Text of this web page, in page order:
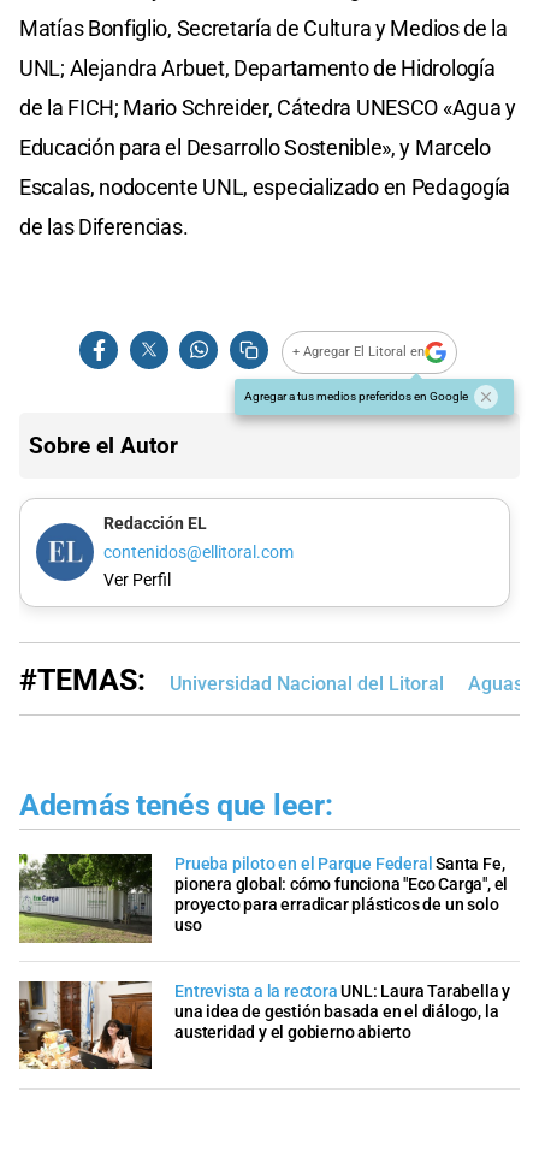
Matías Bonfiglio, Secretaría de Cultura y Medios de la
UNL; Alejandra Arbuet, Departamento de Hidrología
de la FICH; Mario Schreider, Cátedra UNESCO «Agua y
Educación para el Desarrollo Sostenible», y Marcelo
Escalas, nodocente UNL, especializado en Pedagogía
de las Diferencias.
+ Agregar El Litoral en
Agregar a tus medios preferidos en Google
Sobre el Autor
Redacción EL
contenidos@ellitoral.com
Ver Perfil
#TEMAS: Universidad Nacional del Litoral Aguas
Además tenés que leer:
Prueba piloto en el Parque FederalSanta Fe,
pionera global: cómo funciona "Eco Carga", el
proyecto para erradicar plásticos de un solo
uso
Entrevista a la rectora UNL: Laura Tarabella y
una idea de gestión basada en el diálogo, la
austeridad y el gobierno abierto